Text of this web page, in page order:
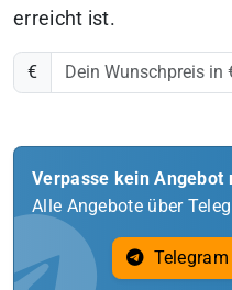
erreicht ist.
€
Verpasse kein Angebot
Alle Angebote über